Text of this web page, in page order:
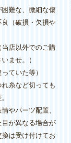
困難な、微細な傷
（破損・欠損や
当店以外でのご購
ませ。）
ていた等）
糸など切っても
やパーツ配置、
が異なる場合が
は受け付けてお